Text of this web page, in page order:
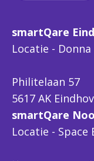
smartQare
Locatie - Donna
Philitelaan 57
5617 AK
smartQare
Locatie -